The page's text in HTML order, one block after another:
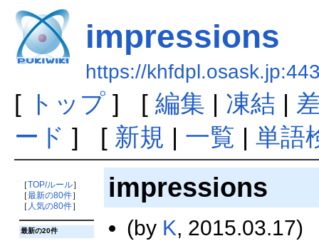
impressions
https://
[ トップ] [ 編集 | 凍結 |
ード ] [ 新規 | 一覧 | 単語
［TOP/ルール］
［最新の80件］
［ 人気の80件］
最新の20件
impressions
(by K, 2015.03.17)